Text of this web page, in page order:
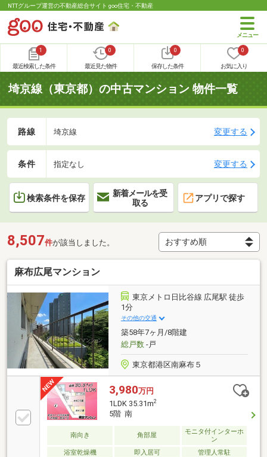
NTTグループ運営の不動産総合サイト goo住宅・不動産
1
最近検索した条件
0
最近見た物件
0
保存した条件
0
お気に入り
埼京線（東京都）の中古マンション 物件一覧
路線 埼京線 変更する
条件 指定なし 変更する
検索条件を保存
新着メールを受
取る
アプリで探す
8,507件が該当しました。
麻布広尾マンション
東京メトロ日比谷線 広尾駅 徒歩
1分
その他の交通
築58年7ヶ月/8階建
総戸数-戸
東京都港区南麻布５
3,980万円
1LDK 35.31m2
5階 南
南向き 角部屋
モニタ付インターホ
ン
浴室乾燥機
即入居可 管理人常駐